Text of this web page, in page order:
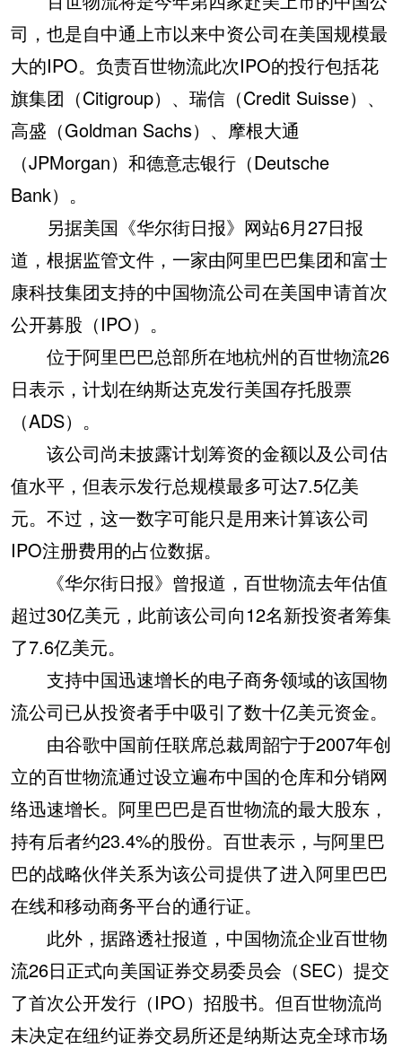
司，也是自中通上市以来中资公司在美国规模最
大的IPO。负责百世物流此次IPO的投行包括花
旗集团（Citigroup）、瑞信（Credit Suisse）、
高盛（Goldman Sachs）、摩根大通
（JPMorgan）和德意志银行（Deutsche
Bank）。
另据美国《华尔街日报》网站6月27日报
道，根据监管文件，一家由阿里巴巴集团和富士
康科技集团支持的中国物流公司在美国申请首次
公开募股（IPO）。
位于阿里巴巴总部所在地杭州的百世物流26
日表示，计划在纳斯达克发行美国存托股票
（ADS）。
该公司尚未披露计划筹资的金额以及公司估
值水平，但表示发行总规模最多可达7.5亿美
元。不过，这一数字可能只是用来计算该公司
IPO注册费用的占位数据。
《华尔街日报》曾报道，百世物流去年估值
超过30亿美元，此前该公司向12名新投资者筹集
了7.6亿美元。
支持中国迅速增长的电子商务领域的该国物
流公司已从投资者手中吸引了数十亿美元资金。
由谷歌中国前任联席总裁周韶宁于2007年创
立的百世物流通过设立遍布中国的仓库和分销网
络迅速增长。阿里巴巴是百世物流的最大股东，
持有后者约23.4%的股份。百世表示，与阿里巴
巴的战略伙伴关系为该公司提供了进入阿里巴巴
在线和移动商务平台的通行证。
此外，据路透社报道，中国物流企业百世物
流26日正式向美国证券交易委员会（SEC）提交
了首次公开发行（IPO）招股书。但百世物流尚
未决定在纽约证券交易所还是纳斯达克全球市场